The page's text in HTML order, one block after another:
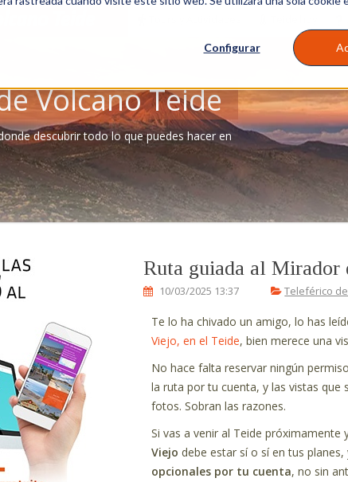
Configurar
Volcano Teide
descubrir todo lo que puedes hacer en
Ruta guiada al
10/03/2025 13:37 Teleférico
Te lo ha chivado un amigo, lo has
Viejo, en el Teide, bien merece una
No hace falta reservar ningún
la ruta por tu cuenta, y las vistas que
fotos. Sobran las razones.
Si vas a venir al Teide
Viejo debe estar sí o sí en tus
opcionales por tu cuenta, no sin